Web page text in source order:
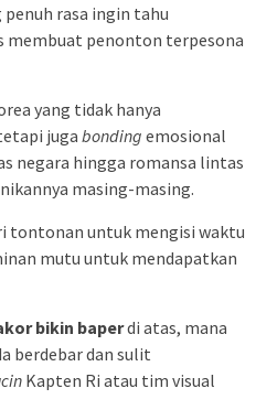
penuh rasa ingin tahu
membuat penonton terpesona
yang tidak hanya
juga bonding emosional
negara hingga romansa lintas
masing-masing.
tontonan untuk mengisi waktu
mutu untuk mendapatkan
bikin baperdi atas, mana
berdebar dan sulit
Kapten Ri atau tim visual